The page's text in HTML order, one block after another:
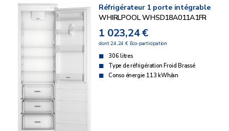
Réfrigérateur 1 porte intégrable
WHIRLPOOL WHSD18A011A1FR
1 023,24 €
dont 24,24 € Eco-participation
306 litres
Type de réfrigération Froid Brassé
Conso énergie 113 kWh/an